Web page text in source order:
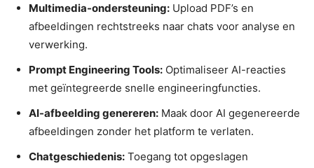
Multimedia-ondersteuning: Upload PDF’s en
afbeeldingen rechtstreeks naar chats voor analyse en
verwerking.
Prompt Engineering Tools: Optimaliseer AI-reacties
met geïntegreerde snelle engineeringfuncties.
AI-afbeelding genereren: Maak door AI gegenereerde
afbeeldingen zonder het platform te verlaten.
Chatgeschiedenis: Toegang tot opgeslagen